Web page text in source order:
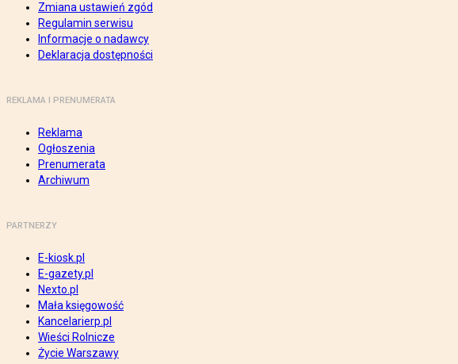
Zmiana ustawień zgód
Regulamin serwisu
Informacje o nadawcy
Deklaracja dostępności
REKLAMA I PRENUMERATA
Reklama
Ogłoszenia
Prenumerata
Archiwum
PARTNERZY
E-kiosk.pl
E-gazety.pl
Nexto.pl
Mała księgowość
Kancelarierp.pl
Wieści Rolnicze
Życie Warszawy